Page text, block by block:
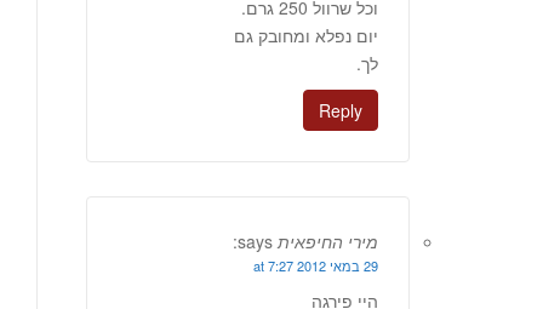
וכל שרוול 250 גרם.
יום נפלא ומחובק גם
לך.
Reply
מירי החיפאית says:
29 במאי 2012 at 7:27
היי פירגה